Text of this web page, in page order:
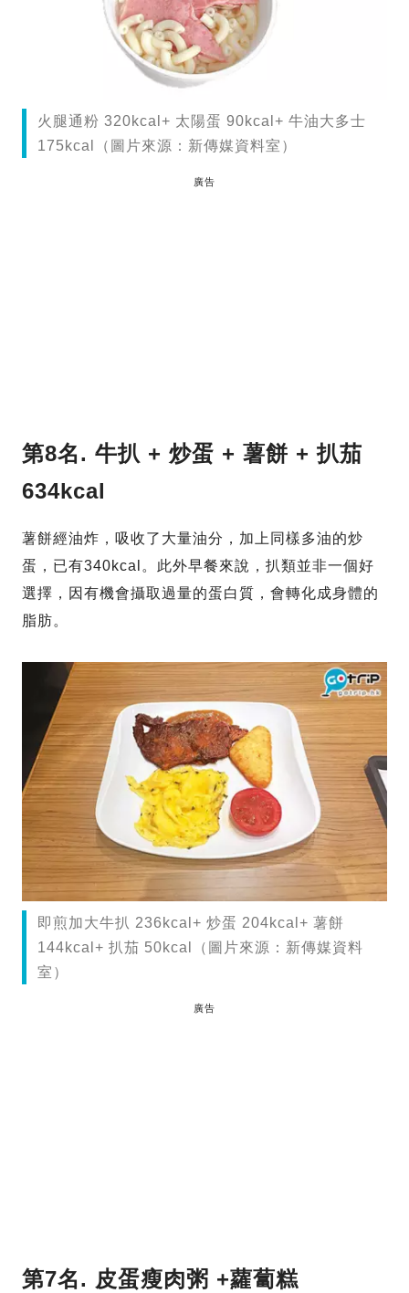
火腿通粉 320kcal+ 太陽蛋 90kcal+ 牛油大多士
175kcal（圖片來源：新傳媒資料室）
廣告
第8名. 牛扒 + 炒蛋 + 薯餅 + 扒茄
634kcal
薯餅經油炸，吸收了大量油分，加上同樣多油的炒
蛋，已有340kcal。此外早餐來說，扒類並非一個好
選擇，因有機會攝取過量的蛋白質，會轉化成身體的
脂肪。
即煎加大牛扒 236kcal+ 炒蛋 204kcal+ 薯餅
144kcal+ 扒茄 50kcal（圖片來源：新傳媒資料
室）
廣告
第7名. 皮蛋瘦肉粥 +蘿蔔糕